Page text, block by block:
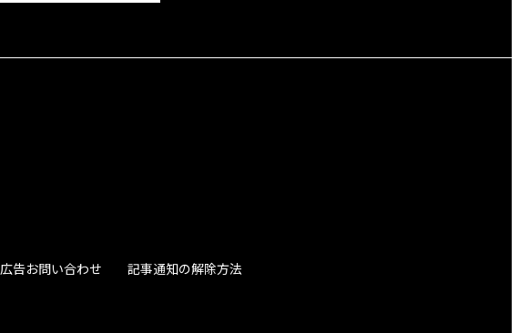
広告お問い合わせ 記事通知の解除方法